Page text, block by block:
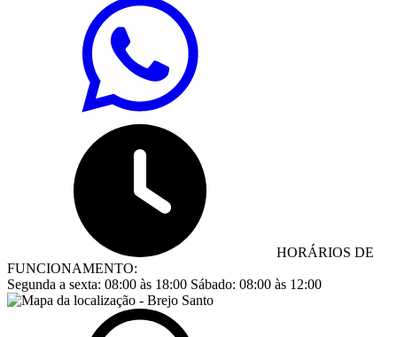
HORÁRIOS DE
FUNCIONAMENTO:
Segunda a sexta: 08:00 às 18:00 Sábado: 08:00 às 12:00